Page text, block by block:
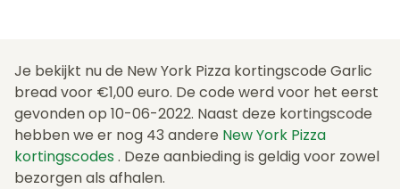
Je bekijkt nu de New York Pizza kortingscode Garlic
bread voor €1,00 euro. De code werd voor het eerst
gevonden op 10-06-2022. Naast deze kortingscode
hebben we er nog 43 andere New York Pizza
kortingscodes . Deze aanbieding is geldig voor zowel
bezorgen als afhalen.